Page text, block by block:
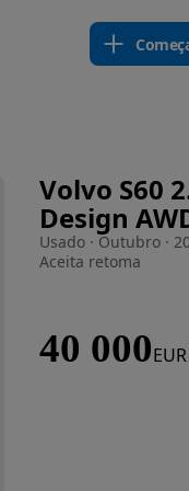
Volvo S60
Design
Usado · Outubro ·
Aceita retoma
40 000EUR